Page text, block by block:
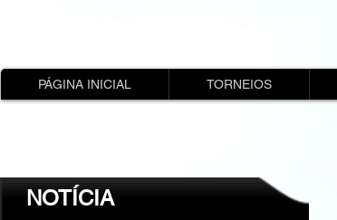
PÁGINA INICIAL TORNEIOS
NOTÍCIA